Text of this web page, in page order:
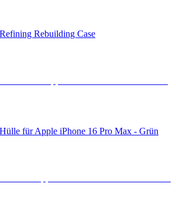
Rebuilding Case
für Apple iPhone 16 Pro Max - Grün